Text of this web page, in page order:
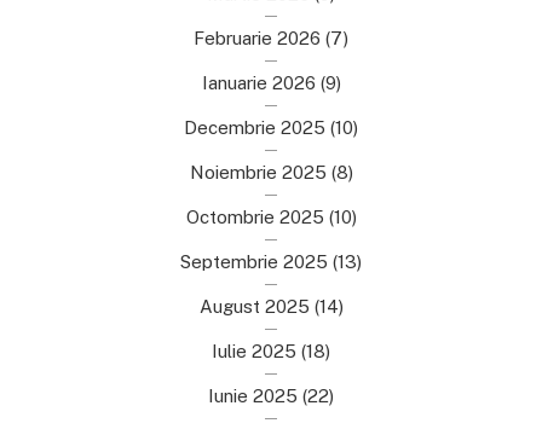
Februarie 2026 (7)
Ianuarie 2026 (9)
Decembrie 2025 (10)
Noiembrie 2025 (8)
Octombrie 2025 (10)
Septembrie 2025 (13)
August 2025 (14)
Iulie 2025 (18)
Iunie 2025 (22)